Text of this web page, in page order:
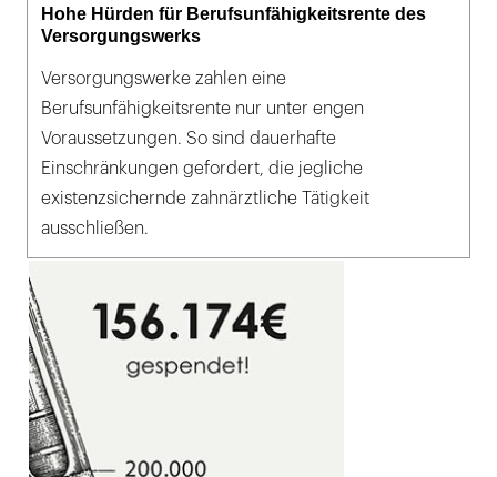
Hohe Hürden für Berufsunfähigkeitsrente des
Versorgungswerks
Versorgungswerke zahlen eine
Berufsunfähigkeitsrente nur unter engen
Voraussetzungen. So sind dauerhafte
Einschränkungen gefordert, die jegliche
existenzsichernde zahnärztliche Tätigkeit
ausschließen.